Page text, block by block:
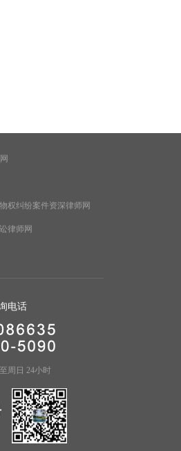
物权纠纷案件资深律师网
律师网
电话
周日 24小时